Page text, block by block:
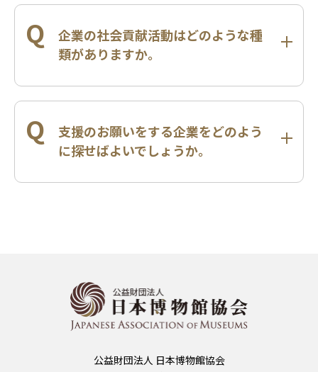
Q
企業の社会貢献活動はどのような種
類がありますか。
Q
支援のお願いをする企業をどのよう
に探せばよいでしょうか。
公益財団法人 日本博物館協会